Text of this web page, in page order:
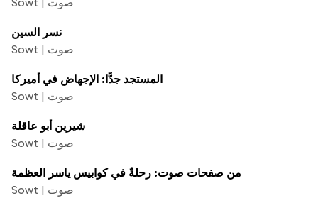
نسر السين
Sowt | صوت
المستجد جدًّا: الإجهاض في أميركا
Sowt | صوت
شيرين أبو عاقلة
Sowt | صوت
من صفحات صوت: رحلةٌ في كوابيس ياسر العظمة
Sowt | صوت